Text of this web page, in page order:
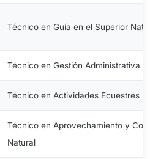
Técnico en Guía en el Superior
Técnico en Gestión Administrativa
Técnico en Actividades Ecuestres
Técnico en Aprovechamiento y
Natural